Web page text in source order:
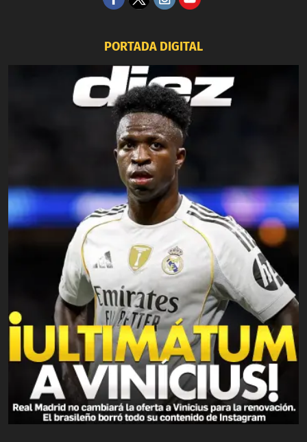
PORTADA DIGITAL